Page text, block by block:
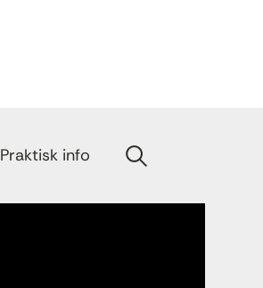
Praktisk info